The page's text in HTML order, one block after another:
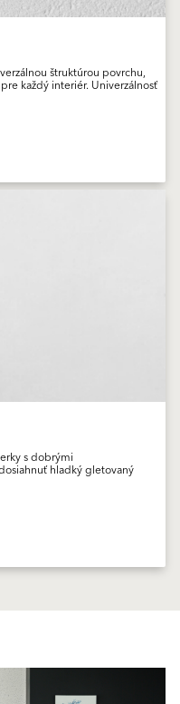
štruktúrou povrchu,
každý interiér. Univerzálnosť
s dobrými
hladký gletovaný